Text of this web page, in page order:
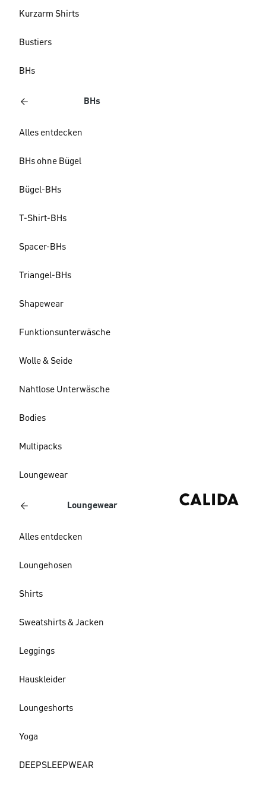
Kurzarm Shirts
Bustiers
BHs
BHs
Alles entdecken
BHs ohne Bügel
Bügel-BHs
T-Shirt-BHs
Spacer-BHs
Triangel-BHs
Shapewear
Funktionsunterwäsche
Wolle & Seide
Nahtlose Unterwäsche
Bodies
Multipacks
Loungewear
Loungewear
Alles entdecken
Loungehosen
Shirts
Sweatshirts & Jacken
Leggings
Hauskleider
Loungeshorts
Yoga
DEEPSLEEPWEAR